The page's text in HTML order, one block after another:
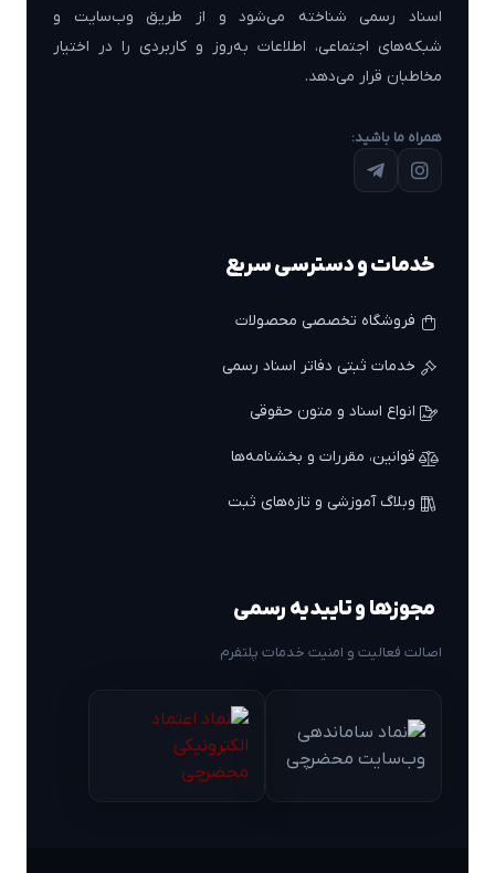
اسناد رسمی شناخته می‌شود و از طریق وب‌سایت و
شبکه‌های اجتماعی، اطلاعات به‌روز و کاربردی را در اختیار
مخاطبان قرار می‌دهد.
همراه ما باشید:
خدمات و دسترسی سریع
فروشگاه تخصصی محصولات
خدمات ثبتی دفاتر اسناد رسمی
انواع اسناد و متون حقوقی
قوانین، مقررات و بخشنامه‌ها
وبلاگ آموزشی و تازه‌های ثبت
مجوزها و تاییدیه رسمی
اصالت فعالیت و امنیت خدمات پلتفرم